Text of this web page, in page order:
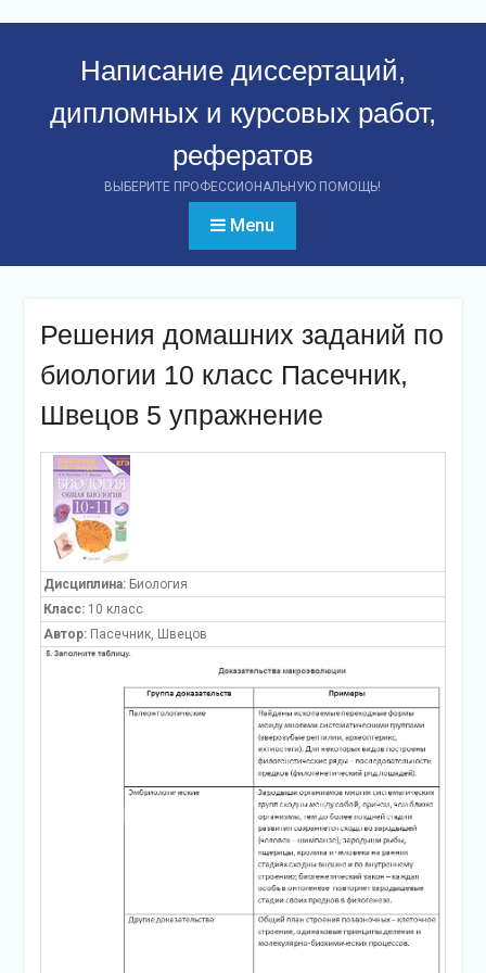
Написание диссертаций,
дипломных и курсовых работ,
рефератов
ВЫБЕРИТЕ ПРОФЕССИОНАЛЬНУЮ ПОМОЩЬ!
Menu
Решения домашних заданий по
биологии 10 класс Пасечник,
Швецов 5 упражнение
Дисциплина:Биология
Класс:10 класс
Автор:Пасечник, Швецов